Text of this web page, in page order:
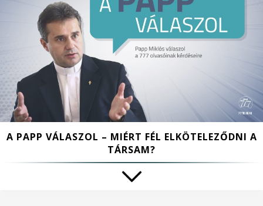
A PAPP VÁLASZOL – MIÉRT FÉL ELKÖTELEZŐDNI A
TÁRSAM?